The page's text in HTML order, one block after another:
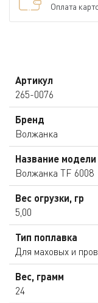
Оплата
Артикул
265-0076
Бренд
Волжанка
Название модели
Волжанка TF 6008
Вес огрузки, гр
5,00
Тип поплавка
Для маховых и
Вес, грамм
24